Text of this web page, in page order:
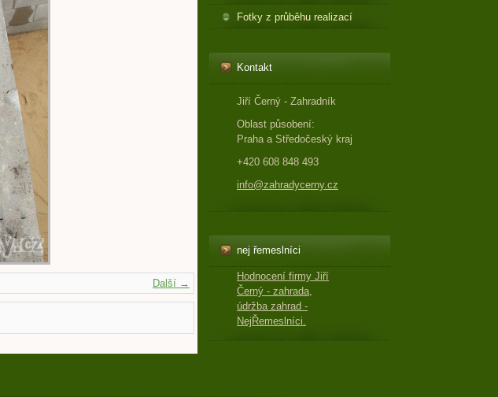
Fotky z průběhu realizací
Kontakt
Jiří Černý - Zahradník
Oblast působení:
Praha a Středočeský kraj
+420 608 848 493
info@zahradycerny.cz
nej řemeslníci
Hodnocení firmy Jiří
Černý - zahrada,
údržba zahrad -
NejŘemeslníci.
Další →